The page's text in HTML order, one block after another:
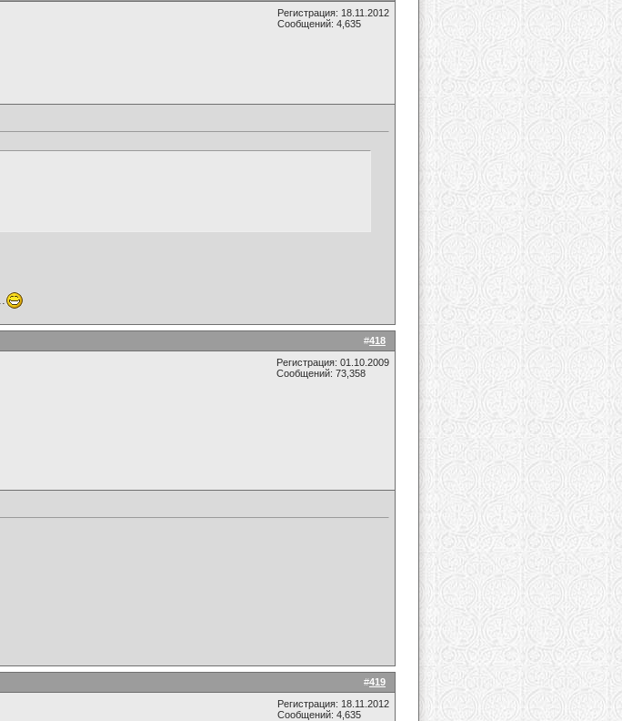
Регистрация: 18.11.2012
Сообщений: 4,635
#418
Регистрация: 01.10.2009
Сообщений: 73,358
#419
Регистрация: 18.11.2012
Сообщений: 4,635